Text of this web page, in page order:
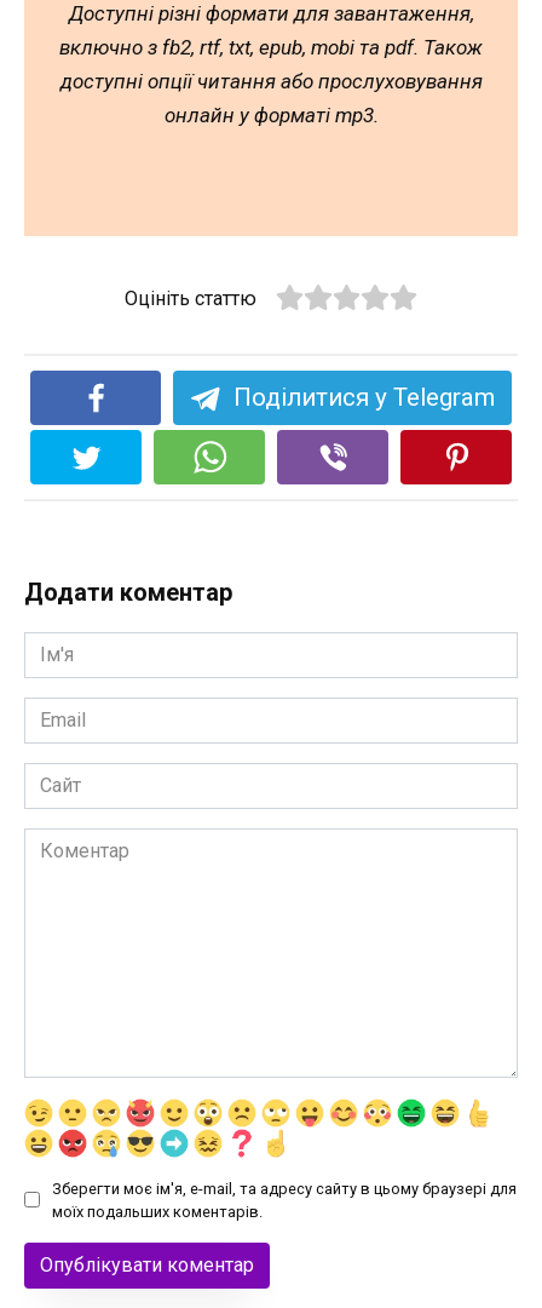
Доступні різні формати для завантаження,
включно з fb2, rtf, txt, epub, mobi та pdf. Також
доступні опції читання або прослуховування
онлайн у форматі mp3.
Оцініть статтю
Поділитися у Telegram
Додати коментар
Ім'я
*
Email
*
Сайт
Коментар
Зберегти моє ім'я, e-mail, та адресу сайту в цьому браузері для
моїх подальших коментарів.